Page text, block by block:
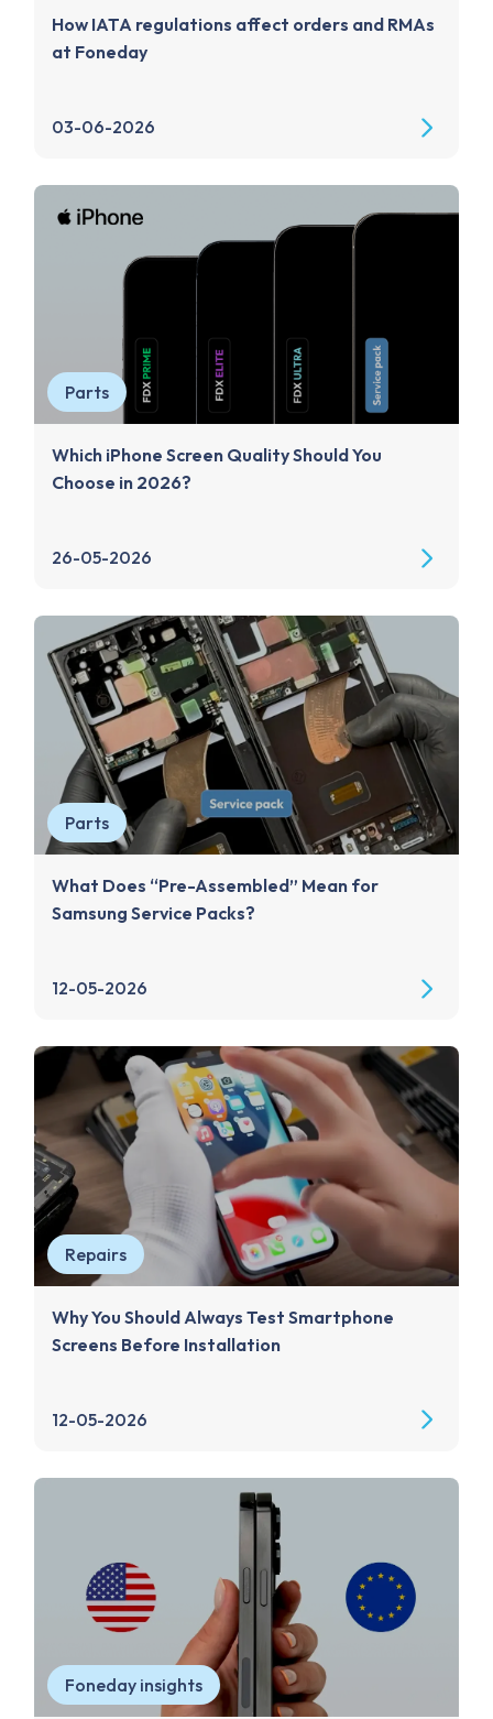
How IATA regulations affect orders and RMAs
at Foneday
03-06-2026
Parts
Which iPhone Screen Quality Should You
Choose in 2026?
26-05-2026
Parts
What Does “Pre-Assembled” Mean for
Samsung Service Packs?
12-05-2026
Repairs
Why You Should Always Test Smartphone
Screens Before Installation
12-05-2026
Foneday insights